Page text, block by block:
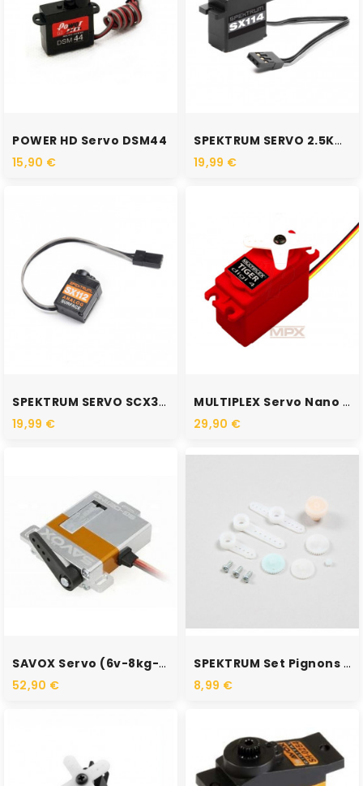
POWER HD Servo DSM44
15,90 €
SPEKTRUM SERVO 2.5KG MINI...
19,99 €
SPEKTRUM SERVO SCX30 SX112...
19,99 €
MULTIPLEX Servo Nano Pro MG...
29,90 €
SAVOX Servo (6v-8kg-0.13s)...
52,90 €
SPEKTRUM Set Pignons +...
8,99 €